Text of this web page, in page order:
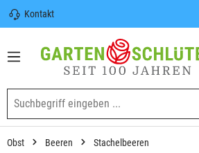
springen
Kontakt
Sicherer Versand | Versandkostenfrei
(DE) ab 100€
Garten-Schlüter Anwachsgarantie
Obst Beeren Stachelbeeren